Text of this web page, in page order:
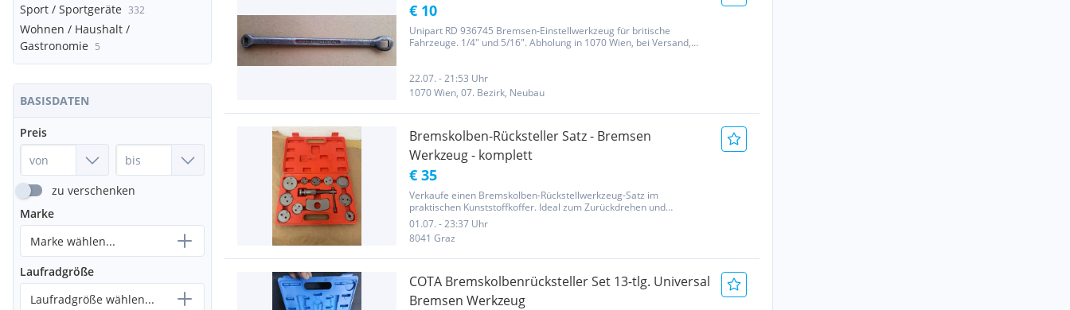
Sport / Sportgeräte 332
Wohnen / Haushalt /
Gastronomie 5
BASISDATEN
Preis
zu verschenken
Marke
Marke wählen...
Laufradgröße
Laufradgröße wählen...
€ 10
Unipart RD 936745 Bremsen-Einstellwerkzeug für britische
Fahrzeuge. 1/4" und 5/16". Abholung in 1070 Wien, bei Versand,
22.07. - 21:53 Uhr
1070 Wien, 07. Bezirk, Neubau
Bremskolben-Rücksteller Satz - Bremsen
Werkzeug - komplett
€ 35
Verkaufe einen Bremskolben-Rückstellwerkzeug-Satz im
praktischen Kunststoffkoffer. Ideal zum Zurückdrehen und
Zurückdrücken von Bremskolben beim Wechsel der hinteren
Bremsbeläge. Enthält mehrere Adapter für verschiedene
Fahrzeugmarken sowie Druckspindel...
01.07. - 23:37 Uhr
8041 Graz
COTA Bremskolbenrücksteller Set 13-tlg. Universal
Bremsen Werkzeug